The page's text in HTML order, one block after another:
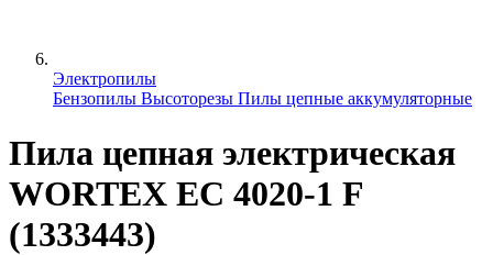
Электропилы
Бензопилы Высоторезы Пилы цепные аккумуляторные
Пила цепная электрическая
WORTEX EC 4020-1 F
(1333443)